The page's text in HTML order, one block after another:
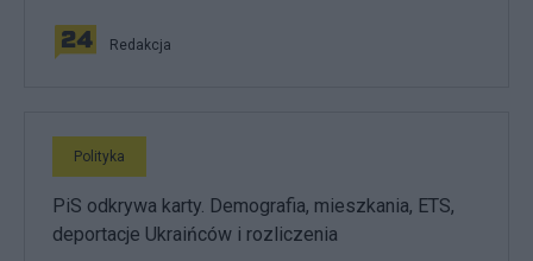
Redakcja
Polityka
PiS odkrywa karty. Demografia, mieszkania, ETS,
deportacje Ukraińców i rozliczenia